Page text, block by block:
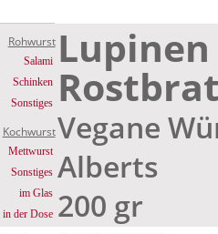
Rohwurst
Salami
Schinken
Sonstiges
Kochwurst
Mettwurst
Sonstiges
im Glas
in der Dose
Lupinen
Vegane
Alberts
200 gr